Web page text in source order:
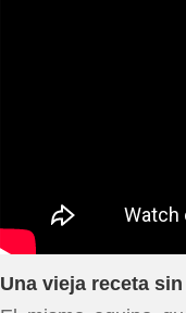
Una vieja receta